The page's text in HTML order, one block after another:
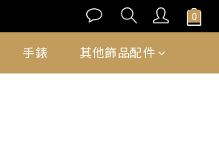
手錶 其他飾品配件
立即購買